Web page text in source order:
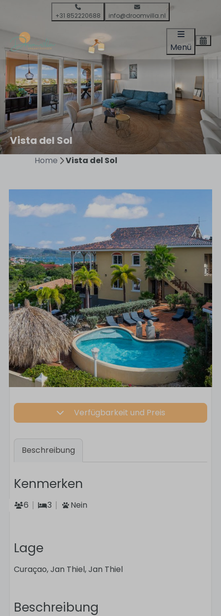
+31 852220688 info@droomvilla.nl
Menü
Vista del Sol
Home Vista del Sol
Verfügbarkeit und Preis
Beschreibung
Kenmerken
6 3 Nein
Lage
Curaçao, Jan Thiel, Jan Thiel
Beschreibung